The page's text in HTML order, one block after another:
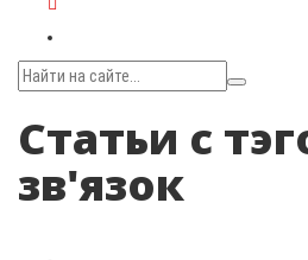
Статьи с
зв'язок